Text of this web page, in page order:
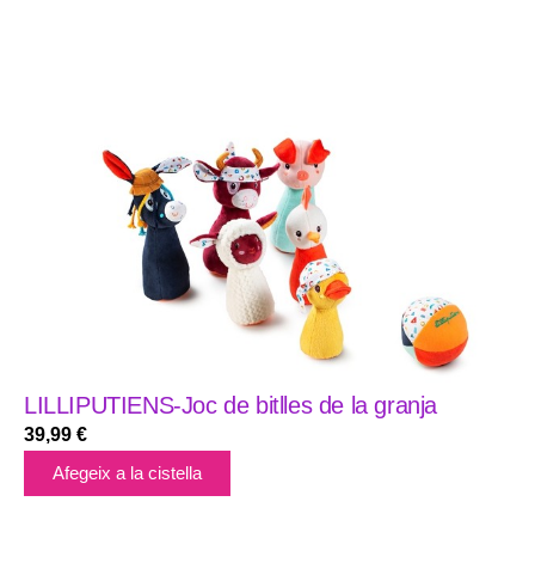
LILLIPUTIENS-Joc de bitlles de la granja
39,99 €
Afegeix a la cistella